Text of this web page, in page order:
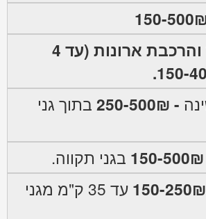
מחירון פירוק והרכבת ארונות (עד 4
- 250-500₪
בתוך גני
בגני תקווה.
עד 35 ק"מ מגני